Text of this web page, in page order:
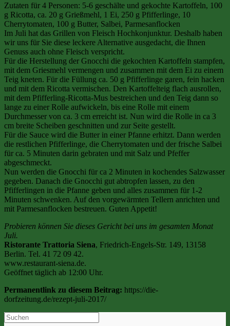
Zutaten für 4 Personen: 5-6 geschälte und gekochte Kartoffeln, 100
g Ricotta, ca. 20 g Grießmehl, 1 Ei, 250 g Pfifferlinge, 10
Cherrytomaten, 100 g Butter, Salbei, Parmesanflocken
Im Juli hat das Grillen von Fleisch Hochkonjunktur. Deshalb haben
wir uns für Sie diese leckere Alternative ausgedacht, die Ihnen
Genuss auch ohne Fleisch verspricht.
Für die Herstellung der Gnocchi die gekochten Kartoffeln stampfen,
mit dem Griesmehl vermengen und zusammen mit dem Ei zu einem
Teig kneten. Für die Füllung ca. 50 g Pfifferlinge garen, fein hacken
und mit dem Ricotta vermischen. Den Kartoffelteig flach ausrollen,
mit dem Pfifferling-Ricotta-Mus bestreichen und den Teig dann so
lange zu einer Rolle aufwickeln, bis eine Rolle mit einem
Durchmesser von ca. 3 cm erreicht ist. Nun wird die Rolle in ca 3
cm breite Scheiben geschnitten und zur Seite gestellt.
Für die Sauce wird die Butter in einer Pfanne erhitzt. Dann werden
die restlichen Pfifferlinge, die Cherrytomaten und der frische Salbei
für ca. 5 Minuten darin gebraten und mit Salz und Pfeffer
abgeschmeckt.
Nun werden die Gnocchi für ca 2 Minuten in kochendes Salzwasser
gegeben. Danach die Gnocchi gut abtropfen lassen, zu den
Pfifferlingen in die Pfanne geben und alles zusammen für 1-2
Minuten schwenken. Auf den vorgewärmten Tellern anrichten und
mit Parmesanflocken bestreuen. Guten Appetit!
Probieren können Sie dieses Gericht bei uns im gesamten Monat
Juli.
Ristorante Trattoria Siena, Friedrich-Engels-Str. 149, 13158
Berlin. Tel. 41 72 09 42.
www.restaurant-siena.de.
Geöffnet täglich ab 12:00 Uhr.
Permanentlink zu diesem Beitrag: https://die-
dorfzeitung.de/rezept-juli-2017/
Search